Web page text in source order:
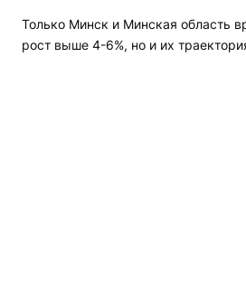
Только Минск и Минская область
рост выше 4-6%, но и их